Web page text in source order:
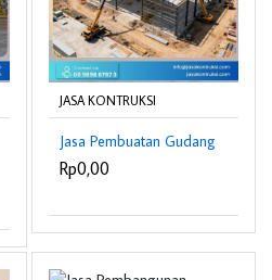
JASA KONTRUKSI
Jasa Pembuatan Gudang
Rp0,00